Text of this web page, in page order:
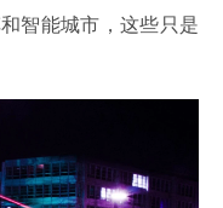
智能城市，这些只是